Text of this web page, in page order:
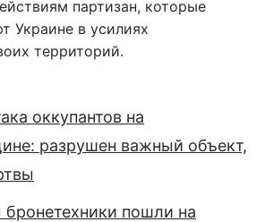
партизан, которые
Украине в усилиях
территорий.
оккупантов на
разрушен важный объект,
пошли на